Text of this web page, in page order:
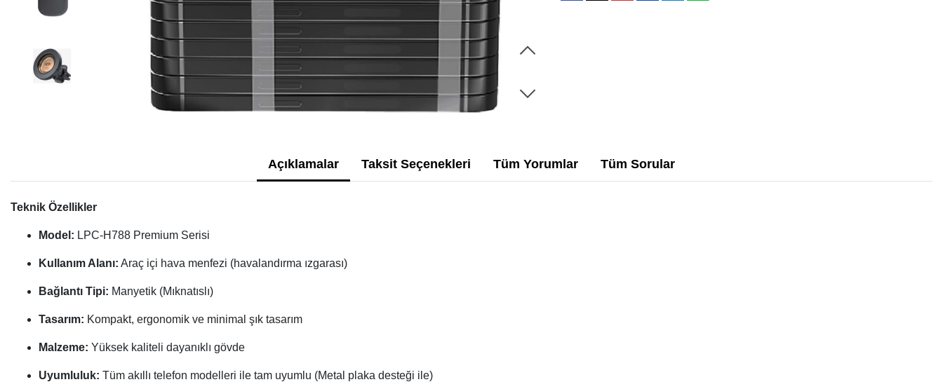
Açıklamalar Taksit Seçenekleri Tüm Yorumlar Tüm Sorular
Teknik Özellikler
Model: LPC-H788 Premium Serisi
Kullanım Alanı: Araç içi hava menfezi (havalandırma ızgarası)
Bağlantı Tipi: Manyetik (Mıknatıslı)
Tasarım: Kompakt, ergonomik ve minimal şık tasarım
Malzeme: Yüksek kaliteli dayanıklı gövde
Uyumluluk: Tüm akıllı telefon modelleri ile tam uyumlu (Metal plaka desteği ile)